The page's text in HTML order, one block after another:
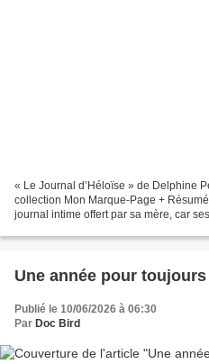
« Le Journal d’Héloïse » de Delphine
collection Mon Marque-Page +
journal intime offert par sa mère, car
Une année pour toujours
Publié le 10/06/2026 à 06:30
Par Doc Bird